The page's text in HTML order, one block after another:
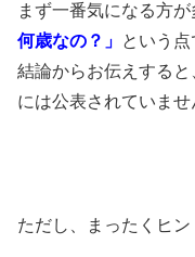
まず一番気になる方
何歳なの？」 という点
結論からお伝えする
には公表されていませ
ただし、まったくヒン